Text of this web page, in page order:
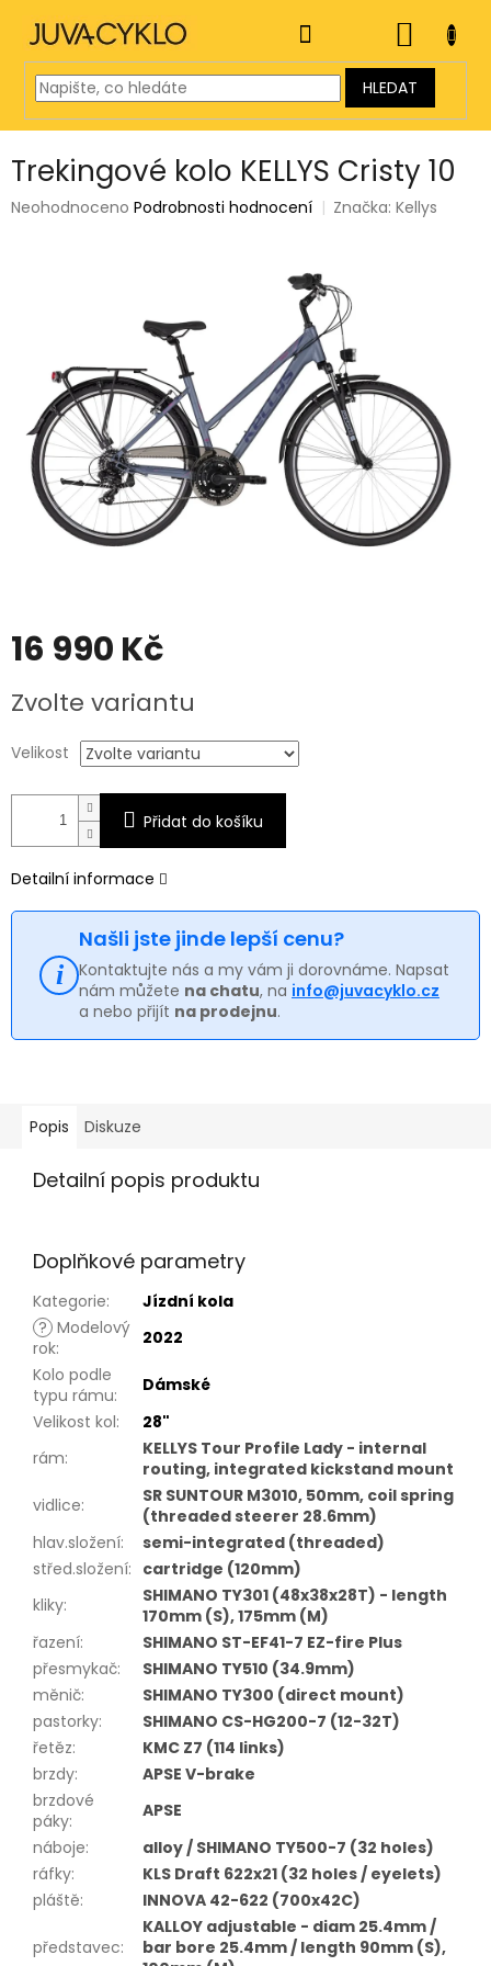
obsah
HLEDAT
KOŠÍK
Trekingové kolo KELLYS Cristy 10
Průměrné
Neohodnoceno Podrobnosti hodnocení Značka:Kellys
16 990 Kč
cena:
Zvolte variantu
Velikost
Přidat do košíku
Detailní informace
Našli jste jinde lepší cenu?
Kontaktujte nás a my vám ji dorovnáme. Napsat
nám můžete na chatu, na info@juvacyklo.cz
a nebo přijít na prodejnu.
Popis Diskuze
Detailní popis produktu
Doplňkové parametry
Kategorie:
Jízdní kola
? Modelový
rok:
2022
Kolo podle
typu rámu:
Dámské
Velikost kol:
28"
rám:
KELLYS Tour Profile Lady - internal
routing, integrated kickstand mount
vidlice:
SR SUNTOUR M3010, 50mm, coil spring
(threaded steerer 28.6mm)
hlav.složení:
semi-integrated (threaded)
střed.složení: cartridge (120mm)
kliky:
SHIMANO TY301 (48x38x28T) - length
170mm (S), 175mm (M)
řazení:
SHIMANO ST-EF41-7 EZ-fire Plus
přesmykač:
SHIMANO TY510 (34.9mm)
měnič:
SHIMANO TY300 (direct mount)
pastorky:
SHIMANO CS-HG200-7 (12-32T)
řetěz:
KMC Z7 (114 links)
brzdy:
APSE V-brake
brzdové
páky:
APSE
náboje:
alloy / SHIMANO TY500-7 (32 holes)
ráfky:
KLS Draft 622x21 (32 holes / eyelets)
pláště: INNOVA 42-622 (700x42C)
představec:
KALLOY adjustable - diam 25.4mm /
bar bore 25.4mm / length 90mm (S),